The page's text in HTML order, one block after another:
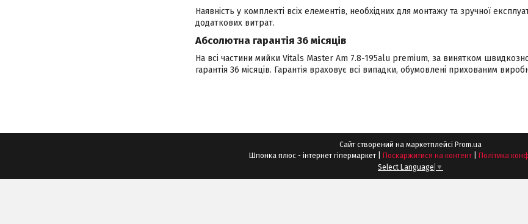
Наявність у комплекті всіх елементів, необхідних для монтажу та зручної
додаткових витрат.
Абсолютна гарантія 36 місяців
На всі частини мийки Vitals Master Am 7.8-195alu premium, за винятком
гарантія 36 місяців. Гарантія враховує всі випадки, обумовлені прихованим
Сайт створений на маркетплейсі Prom.ua
Поскаржитися на контент
Політика
Select Language ▼